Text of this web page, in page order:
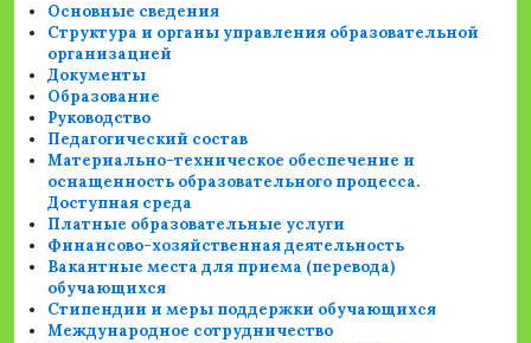
Основные сведения
Структура и органы управления образовательной
организацией
Документы
Образование
Руководство
Педагогический состав
Материально-техническое обеспечение и
оснащенность образовательного процесса.
Доступная среда
Платные образовательные услуги
Финансово-хозяйственная деятельность
Вакантные места для приема (перевода)
обучающихся
Стипендии и меры поддержки обучающихся
Международное сотрудничество